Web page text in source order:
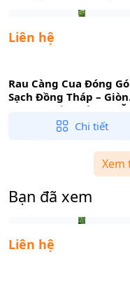
Liên hệ
Rau Càng Cua Đóng
Sạch Đồng Tháp – Giòn
Mọng Nước, Tiện Lợi Ăn
Chi tiết
Xem
Bạn đã xem
Liên hệ